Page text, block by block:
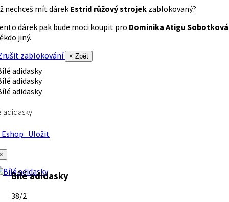
nechceš mít dárek Estrid růžový strojek zablokovaný?
dárek pak bude moci koupit pro Dominika Atigu Sobotková
jiný.
zablokování
× Zpět
adidasky
Uložit
Bílé adidasky
38/2